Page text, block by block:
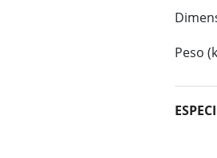
Peso